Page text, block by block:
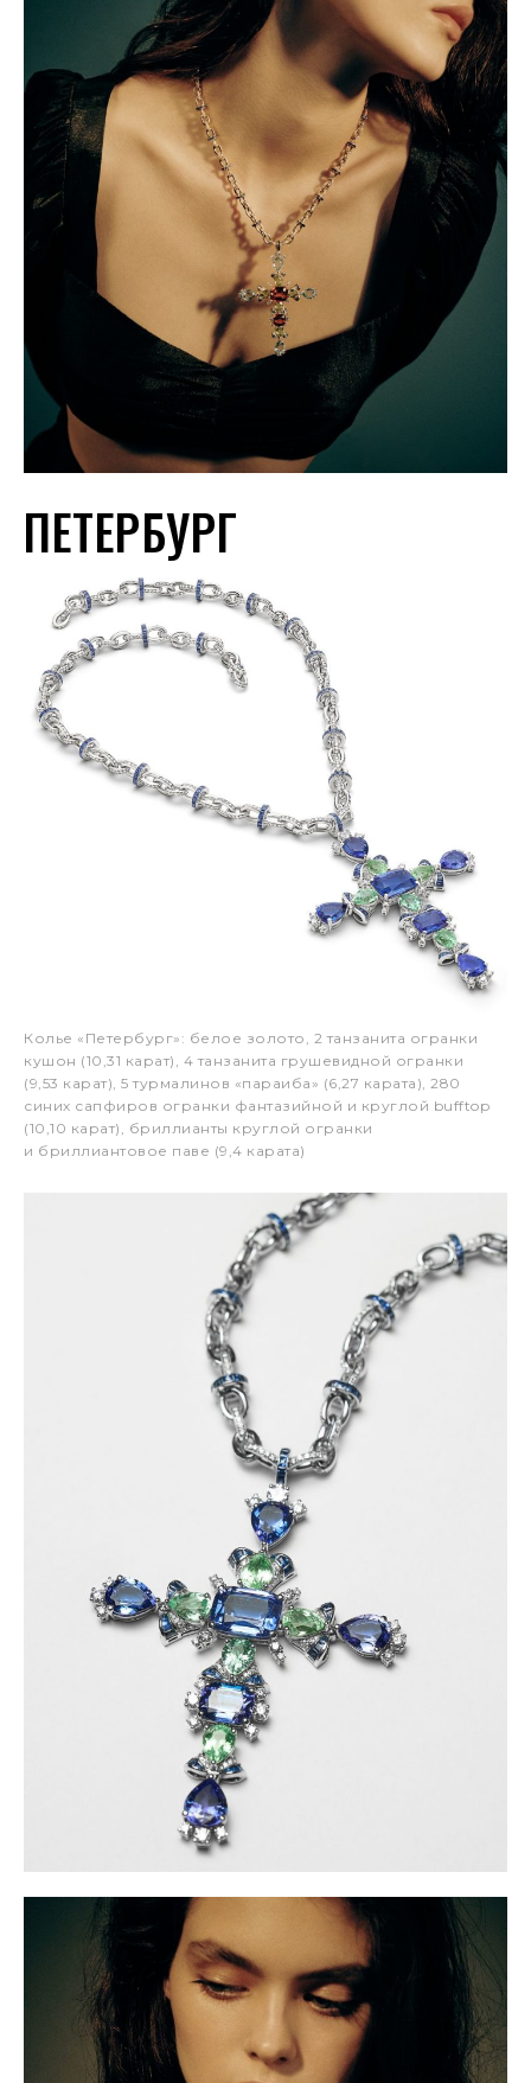
ПЕТЕРБУРГ
Колье «Петербург»: белое золото, 2 танзанита огранки
кушон (10,31 карат), 4 танзанита грушевидной огранки
(9,53 карат), 5 турмалинов «параиба» (6,27 карата), 280
синих сапфиров огранки фантазийной и круглой bufftop
(10,10 карат), бриллианты круглой огранки
и бриллиантовое паве (9,4 карата)